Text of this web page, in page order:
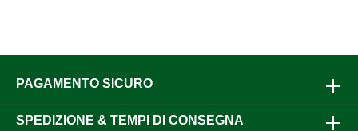
PAGAMENTO SICURO
SPEDIZIONE & TEMPI DI CONSEGNA